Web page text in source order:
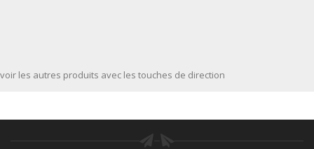
voir les autres produits avec les touches de direction